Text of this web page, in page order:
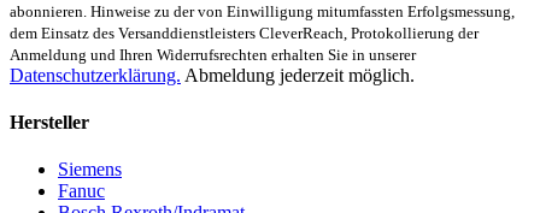
abonnieren. Hinweise zu der von Einwilligung mitumfassten Erfolgsmessung,
dem Einsatz des Versanddienstleisters CleverReach, Protokollierung der
Anmeldung und Ihren Widerrufsrechten erhalten Sie in unserer
Datenschutzerklärung. Abmeldung jederzeit möglich.
Hersteller
Siemens
Fanuc